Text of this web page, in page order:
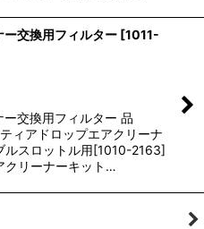
交換用フィルター [1011-
ー交換用フィルター 品
ィアドロップエアクリーナ
ルスロットル用[1010-2163]
クリーナーキット…